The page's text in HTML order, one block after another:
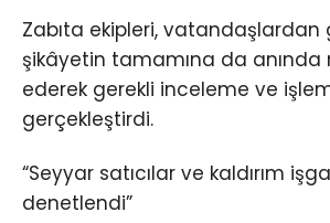
Zabıta ekipleri, vatandaşlardan
şikâyetin tamamına da
ederek gerekli inceleme ve
gerçekleştirdi.
“Seyyar satıcılar ve kaldırım
denetlendi”